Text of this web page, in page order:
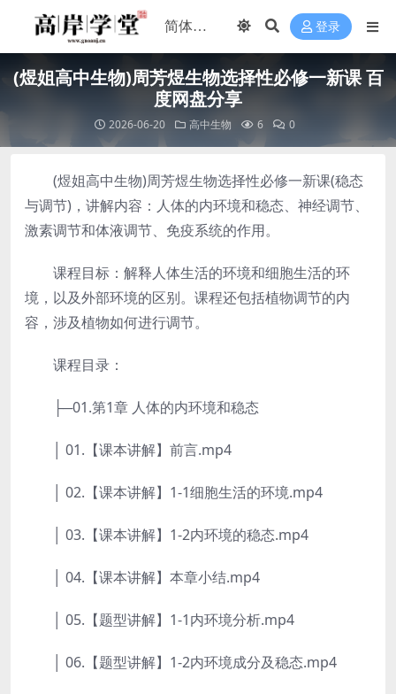
登录
(煜姐高中生物)周芳煜生物选择性必修一新课 百
度网盘分享
2026-06-20 高中生物 6 0
(煜姐高中生物)周芳煜生物选择性必修一新课(稳态
与调节)，讲解内容：人体的内环境和稳态、神经调节、
激素调节和体液调节、免疫系统的作用。
课程目标：解释人体生活的环境和细胞生活的环
境，以及外部环境的区别。课程还包括植物调节的内
容，涉及植物如何进行调节。
课程目录：
├─01.第1章 人体的内环境和稳态
│ 01.【课本讲解】前言.mp4
│ 02.【课本讲解】1-1细胞生活的环境.mp4
│ 03.【课本讲解】1-2内环境的稳态.mp4
│ 04.【课本讲解】本章小结.mp4
│ 05.【题型讲解】1-1内环境分析.mp4
│ 06.【题型讲解】1-2内环境成分及稳态.mp4